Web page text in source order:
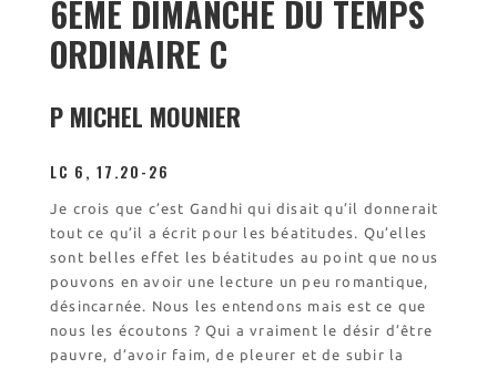
Visite symbolique de
Informations pratiques
Horaires
Accueil de groupes
Demande de séjour
Séjours étudiant(e)s
Bénévolat
6ÈME DIMANCHE DU TEMPS
ORDINAIRE C
P MICHEL MOUNIER
LC 6, 17.20-26
Je crois que c’est Gandhi qui disait qu’il donnerait
tout ce qu’il a écrit pour les béatitudes. Qu’elles
sont belles effet les béatitudes au point que nous
pouvons en avoir une lecture un peu romantique,
désincarnée. Nous les entendons mais est ce que
nous les écoutons ? Qui a vraiment le désir d’être
pauvre, d’avoir faim, de pleurer et de subir la